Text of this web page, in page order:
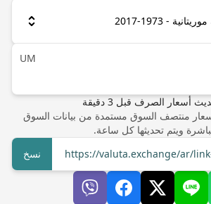
UM
أسعار الصرف قبل 3 دقيقة
منتصف السوق مستمدة من بيانات السوق
ويتم تحديثها كل ساعة.
https://valuta.exchange/ar/
نسخ